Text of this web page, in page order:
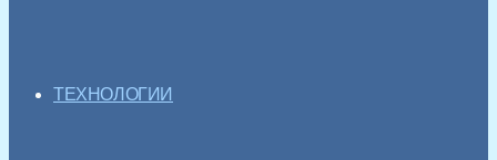
ТЕХНОЛОГИИ